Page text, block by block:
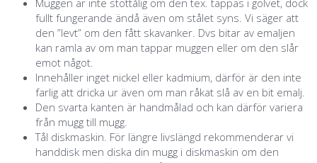
fullt fungerande ändå även om stålet syns. Vi säger att
den ”levt” om den fått skavanker. Dvs bitar av emaljen
kan ramla av om man tappar muggen eller om den slår
emot något.
Innehåller inget nickel eller kadmium, därför är den inte
farlig att dricka ur även om man råkat slå av en bit emalj.
Den svarta kanten är handmålad och kan därför variera
från mugg till mugg.
Tål diskmaskin. För längre livslängd rekommenderar vi
handdisk men diska din mugg i diskmaskin om den